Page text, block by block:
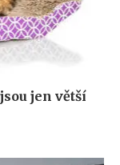
jen větší